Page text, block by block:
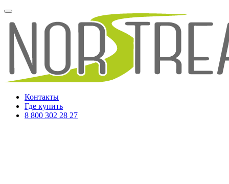
Контакты
Где купить
8 800 302 28 27